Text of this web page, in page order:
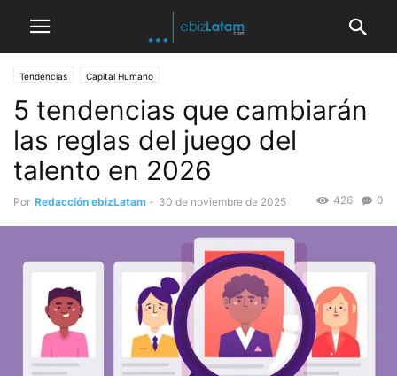
Tendencias Capital Humano
5 tendencias que cambiarán
las reglas del juego del
talento en 2026
Por Redacción ebizLatam - 30 de noviembre de 2025 0
426